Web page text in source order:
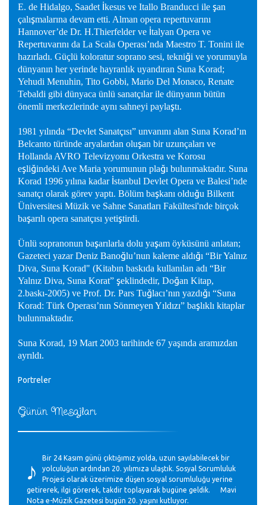
Günün Mesajları
♪
Bir 24 Kasım günü çıktığımız yolda, uzun sayılabilecek bir
yolculuğun ardından 20. yılımıza ulaştık. Sosyal Sorumluluk
Projesi olarak üzerimize düşen sosyal sorumluluğu yerine
getirerek, ilgi görerek, takdir toplayarak bugüne geldik. Mavi
Nota e-Müzik Gazetesi bugün 20. yaşını kutluyor.
E. de Hidalgo, Saadet İkesus ve Itallo Branducci ile şan
çalışmalarına devam etti. Alman opera repertuvarını
Hannover’de Dr. H.Thierfelder ve İtalyan Opera ve
Repertuvarını da La Scala Operası’nda Maestro T. Tonini ile
hazırladı. Güçlü koloratur soprano sesi, tekniği ve yorumuyla
dünyanın her yerinde hayranlık uyandıran Suna Korad;
Yehudi Menuhin, Tito Gobbi, Mario Del Monaco, Renate
Tebaldi gibi dünyaca ünlü sanatçılar ile dünyanın bütün
önemli merkezlerinde aynı sahneyi paylaştı.
1981 yılında “Devlet Sanatçısı” unvanını alan Suna Korad’ın
Belcanto türünde aryalardan oluşan bir uzunçaları ve
Hollanda AVRO Televizyonu Orkestra ve Korosu
eşliğindeki Ave Maria yorumunun plağı bulunmaktadır. Suna
Korad 1996 yılına kadar İstanbul Devlet Opera ve Balesi’nde
sanatçı olarak görev yaptı. Bölüm başkanı olduğu Bilkent
Üniversitesi Müzik ve Sahne Sanatları Fakültesi'nde birçok
başarılı opera sanatçısı yetiştirdi.
Ünlü sopranonun başarılarla dolu yaşam öyküsünü anlatan;
Gazeteci yazar Deniz Banoğlu’nun kaleme aldığı “Bir Yalnız
Diva, Suna Korad" (Kitabın baskıda kullanılan adı “Bir
Yalnız Diva, Suna Korat” şeklindedir, Doğan Kitap,
2.baskı-2005) ve Prof. Dr. Pars Tuğlacı’nın yazdığı “Suna
Korad: Türk Operası’nın Sönmeyen Yıldızı” başlıklı kitaplar
bulunmaktadır.
Suna Korad, 19 Mart 2003 tarihinde 67 yaşında aramızdan
ayrıldı.
Portreler